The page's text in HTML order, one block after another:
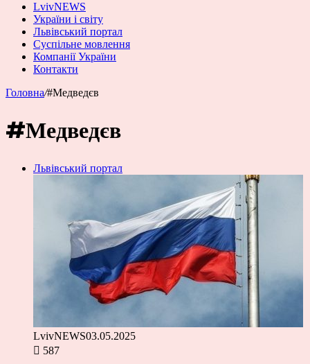
LvivNEWS
України і світу
Львівський портал
Суспільне мовлення
Компанії України
Контакти
Головна/#Медведєв
#Медведєв
Львівський портал
LvivNEWS03.05.2025
587